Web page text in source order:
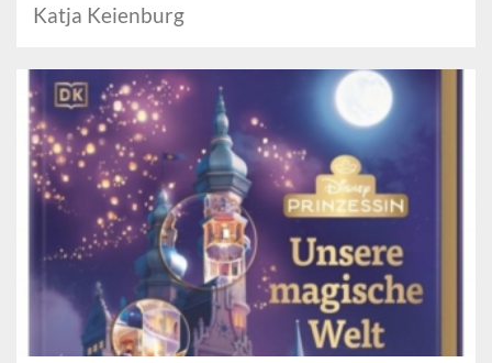
Katja Keienburg